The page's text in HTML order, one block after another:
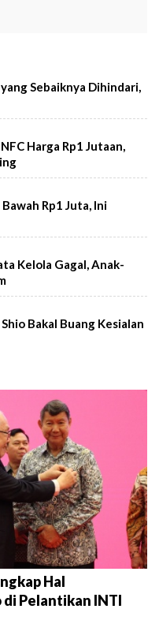
Sebaiknya Dihindari,
Harga Rp1 Jutaan,
Rp1 Juta, Ini
Kelola Gagal, Anak-
Bakal Buang Kesialan
Hal
Pelantikan INTI